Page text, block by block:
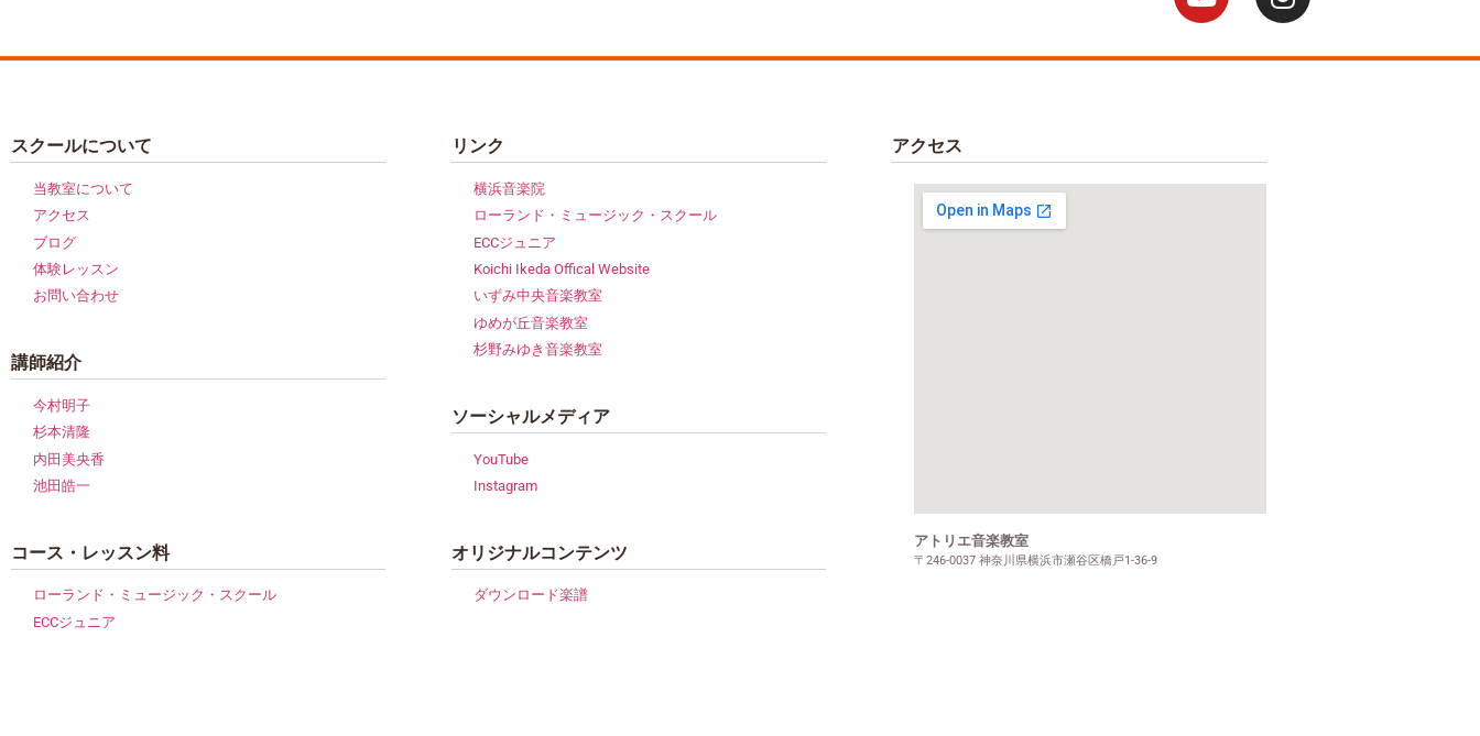
スクールについて
当教室について
アクセス
ブログ
体験レッスン
お問い合わせ
講師紹介
今村明子
杉本清隆
内田美央香
池田皓一
コース・レッスン料
ローランド・ミュージック・スクール
ECCジュニア
リンク
横浜音楽院
ローランド・ミュージック・スクール
ECCジュニア
Koichi Ikeda Offical Website
いずみ中央音楽教室
ゆめが丘音楽教室
杉野みゆき音楽教室
ソーシャルメディア
YouTube
Instagram
オリジナルコンテンツ
ダウンロード楽譜
アクセス
アトリエ音楽教室
〒246-0037 神奈川県横浜市瀬谷区橋戸1-36-9